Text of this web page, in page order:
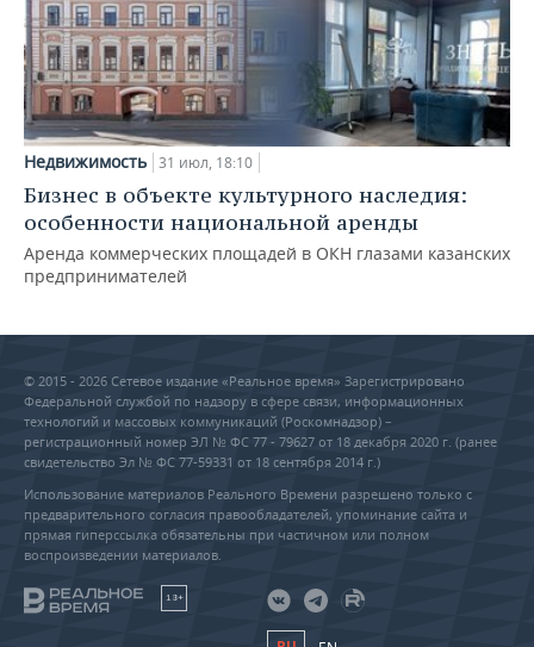
Недвижимость 31 июл, 18:10
Бизнес в объекте культурного наследия:
особенности национальной аренды
Аренда коммерческих площадей в ОКН глазами казанских
предпринимателей
© 2015 - 2026 Сетевое издание «Реальное время» Зарегистрировано
Федеральной службой по надзору в сфере связи, информационных
технологий и массовых коммуникаций (Роскомнадзор) –
регистрационный номер ЭЛ № ФС 77 - 79627 от 18 декабря 2020 г. (ранее
свидетельство Эл № ФС 77-59331 от 18 сентября 2014 г.)
Использование материалов Реального Времени разрешено только с
предварительного согласия правообладателей, упоминание сайта и
прямая гиперссылка обязательны при частичном или полном
воспроизведении материалов.
18+